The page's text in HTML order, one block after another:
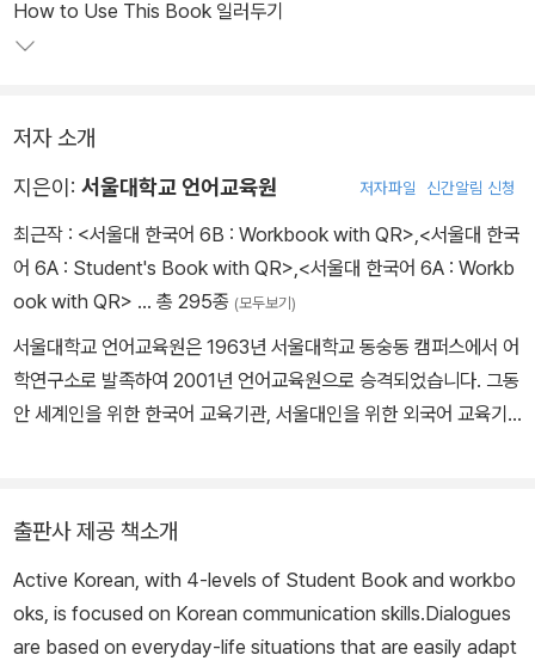
How to Use This Book 일러두기
저자 소개
지은이: 서울대학교 언어교육원 저자파일 신간알림 신청
최근작 : <서울대 한국어 6B : Workbook with QR>,<서울대 한국
어 6A : Student's Book with QR>,<서울대 한국어 6A : Workb
ook with QR> … 총 295종 (모두보기)
서울대학교 언어교육원은 1963년 서울대학교 동숭동 캠퍼스에서 어
학연구소로 발족하여 2001년 언어교육원으로 승격되었습니다. 그동
안 세계인을 위한 한국어 교육기관, 서울대인을 위한 외국어 교육기
출판사 제공 책소개
Active Korean, with 4-levels of Student Book and workbo
oks, is focused on Korean communication skills.Dialogues
are based on everyday-life situations that are easily adapt